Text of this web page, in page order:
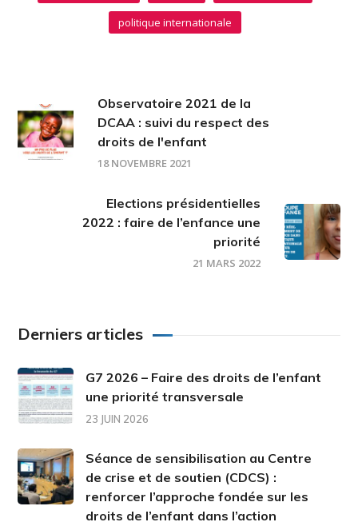
politique internationale
Observatoire 2021 de la
DCAA : suivi du respect des
droits de l'enfant
18 NOVEMBRE 2021
Elections présidentielles
2022 : faire de l’enfance une
priorité
21 MARS 2022
Derniers articles
G7 2026 – Faire des droits de l’enfant
une priorité transversale
23 JUIN 2026
Séance de sensibilisation au Centre
de crise et de soutien (CDCS) :
renforcer l’approche fondée sur les
droits de l’enfant dans l’action